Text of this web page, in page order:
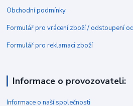
Obchodní podmínky
Formulář pro vrácení zboží / odstoupení
Formulář pro reklamaci zboží
Informace o provozovateli:
Informace o naší společnosti